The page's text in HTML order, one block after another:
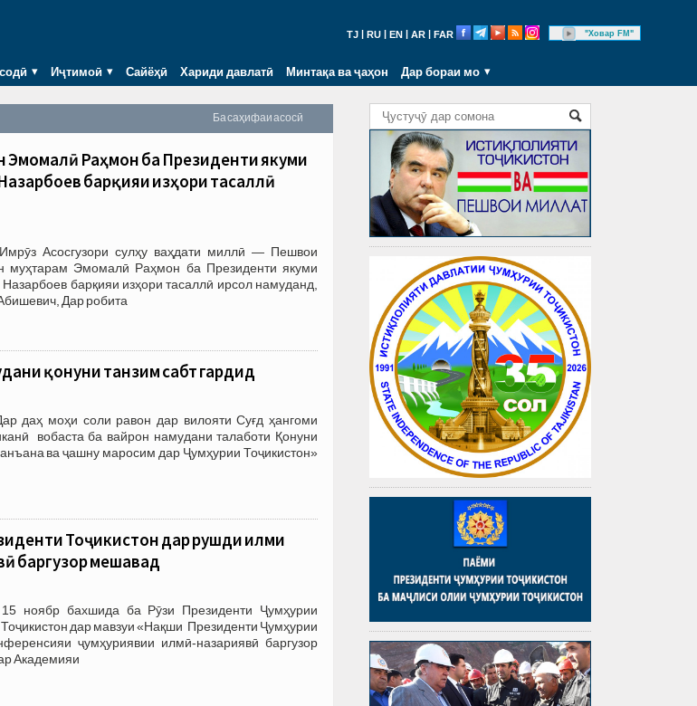
TJ RU EN AR FAR "Ховар FM"
Иҷтимоӣ Сайёҳӣ Хариди давлатӣ Минтақа ва ҷаҳон Дар бораи мо
Ба саҳифаи асосӣ
Эмомалӣ Раҳмон ба Президенти якуми
барқияи изҳори тасаллӣ
Асосгузори сулҳу ваҳдати миллӣ — Пешвои
муҳтарам Эмомалӣ Раҳмон ба Президенти якуми
барқияи изҳори тасаллӣ ирсол намуданд,
Дар робита
қонуни танзим сабт гардид
даҳ моҳи соли равон дар вилояти Суғд ҳангоми
вобаста ба вайрон намудани талаботи Қонуни
ва ҷашну маросим дар Ҷумҳурии Тоҷикистон»
Тоҷикистон дар рушди илми
баргузор мешавад
ноябр бахшида ба Рӯзи Президенти Ҷумҳурии
дар мавзуи «Нақши Президенти Ҷумҳурии
ҷумҳуриявии илмӣ-назариявӣ баргузор
Академияи